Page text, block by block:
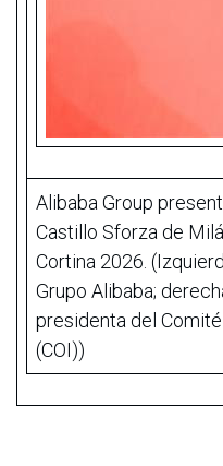
Alibaba Group
Castillo Sforza de
Cortina 2026.
Grupo Alibaba;
presidenta del
(COI))